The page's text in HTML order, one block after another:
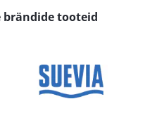
tooteid